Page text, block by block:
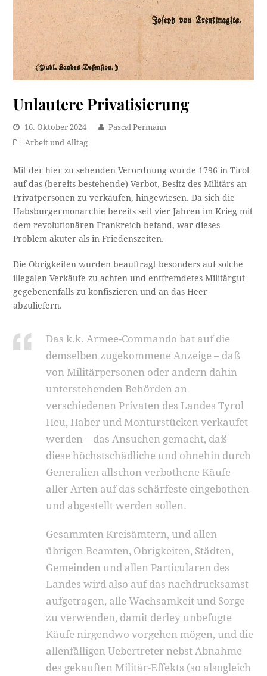
Unlautere Privatisierung
16. Oktober 2024
Pascal Permann
Arbeit und Alltag
Mit der hier zu sehenden Verordnung wurde 1796 in Tirol
auf das (bereits bestehende) Verbot, Besitz des Militärs an
Privatpersonen zu verkaufen, hingewiesen. Da sich die
Habsburgermonarchie bereits seit vier Jahren im Krieg mit
dem revolutionären Frankreich befand, war dieses
Problem akuter als in Friedenszeiten.
Die Obrigkeiten wurden beauftragt besonders auf solche
illegalen Verkäufe zu achten und entfremdetes Militärgut
gegebenenfalls zu konfiszieren und an das Heer
abzuliefern.
Das k.k. Armee-Commando bat auf die
demselben zugekommene Anzeige – daß
von Militärpersonen oder andern dahin
unterstehenden Behörden an
verschiedenen Privaten des Landes Tyrol
Heu, Haber und Monturstücken verkaufet
werden – das Ansuchen gemacht, daß
diese höchstschädliche und ohnehin durch
Generalien allschon verbothene Käufe
aller Arten auf das schärfeste eingebothen
und abgestellt werden sollen.
Gesammten Kreisämtern, und allen
übrigen Beamten, Obrigkeiten, Städten,
Gemeinden und allen Particularen des
Landes wird also auf das nachdrucksamst
aufgetragen, alle Wachsamkeit und Sorge
zu verwenden, damit derley unbefugte
Käufe nirgendwo vorgehen mögen, und die
allenfälligen Uebertreter nebst Abnahme
des gekauften Militär-Effekts (so alsogleich